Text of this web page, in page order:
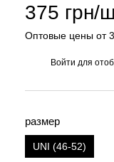
375 грн/
Оптовые цены от
Войти для
размер
UNI (46-52)